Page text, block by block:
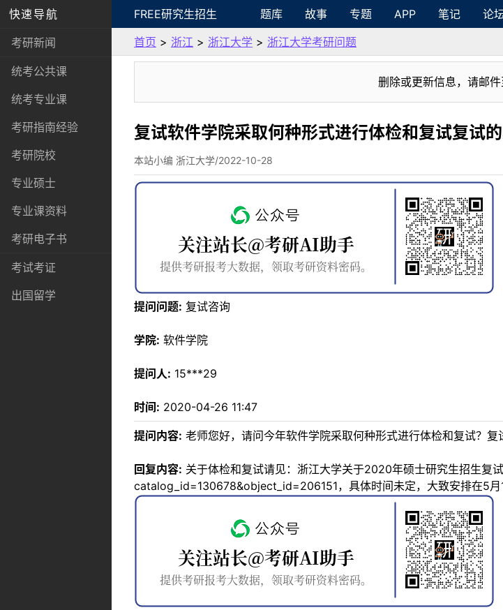
快速导航
考研新闻
统考公共课
统考专业课
考研指南经验
考研院校
专业硕士
专业课资料
考研电子书
考试考证
出国留学
FREE研究生招生 题库 故事 专题 APP 笔记 论
首页 > 浙江 > 浙江大学 > 浙江大学考研问题
删除或更新信息，请邮
复试软件学院采取何种形式进行体检和复试复试
本站小编 浙江大学/2022-10-28
提问问题: 复试咨询
学院: 软件学院
提问人: 15***29
时间: 2020-04-26 11:47
提问内容: 老师您好，请问今年软件学院采取何种形式进行体检和复试？复
回复内容: 关于体检和复试请见：浙江大学关于2020年硕士研究生招生
catalog_id=130678&object_id=206151，具体时间未定，大致安排在5月